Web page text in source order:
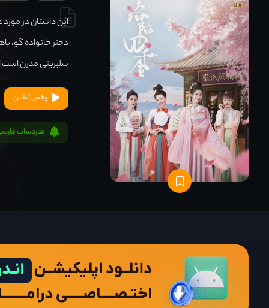
این داستان در
دختر خانواده گو،
سلبریتی مدرن است
پخش آنلاین
هاردساب